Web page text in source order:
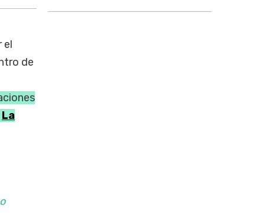
el
de
La